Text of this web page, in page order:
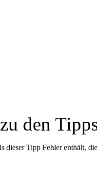
den
dieser Tipp Fehler enthält,